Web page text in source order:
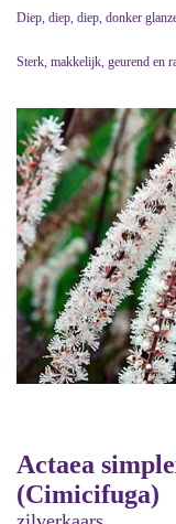
Diep, diep, diep, donker
Sterk, makkelijk, geurend en
Actaea
(Cimicifuga)